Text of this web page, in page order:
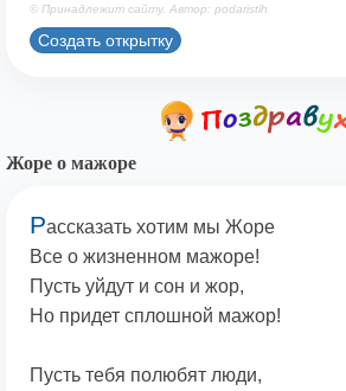
© Принадлежит сайту. Автор: podaristih
Создать открытку
Жоре о мажоре
Рассказать хотим мы Жоре
Все о жизненном мажоре!
Пусть уйдут и сон и жор,
Но придет сплошной мажор!
Пусть тебя полюбят люди,